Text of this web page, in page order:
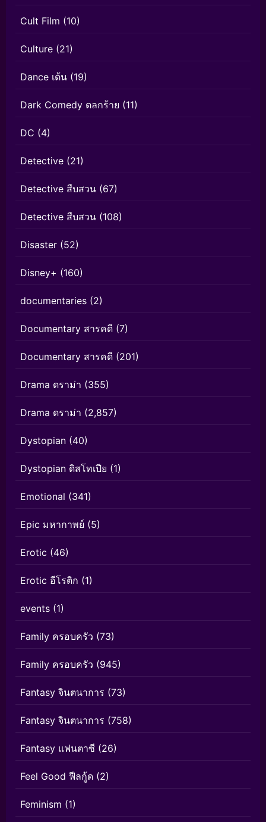
Cult Film (10)
Culture (21)
Dance เต้น (19)
Dark Comedy ตลกร้าย (11)
DC (4)
Detective (21)
Detective สืบสวน (67)
Detective สืบสวน (108)
Disaster (52)
Disney+ (160)
documentaries (2)
Documentary สารคดี (7)
Documentary สารคดี (201)
Drama ดราม่า (355)
Drama ดราม่า (2,857)
Dystopian (40)
Dystopian ดิสโทเปีย (1)
Emotional (341)
Epic มหากาพย์ (5)
Erotic (46)
Erotic อีโรติก (1)
events (1)
Family ครอบครัว (73)
Family ครอบครัว (945)
Fantasy จินตนาการ (73)
Fantasy จินตนาการ (758)
Fantasy แฟนตาซี (26)
Feel Good ฟีลกู้ด (2)
Feminism (1)